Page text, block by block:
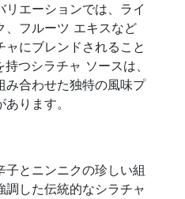
エーションでは、ライ
、フルーツ エキスなど
にブレンドされること
つシラチャ ソースは、
み合わせた独特の風味プ
ります。
子とニンニクの珍しい組
した伝統的なシラチャ